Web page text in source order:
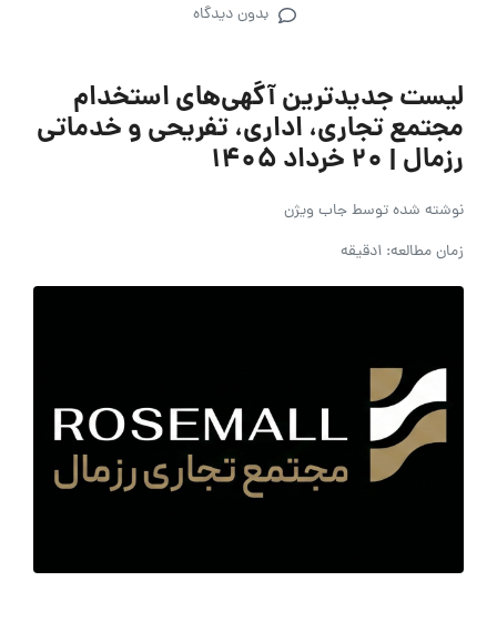
بدون دیدگاه
لیست جدیدترین آگهی‌های استخدام
مجتمع تجاری، اداری، تفریحی و خدماتی
رزمال | ۲۰ خرداد ۱۴۰۵
نوشته شده توسطجاب ویژن
زمان مطالعه: 1دقیقه